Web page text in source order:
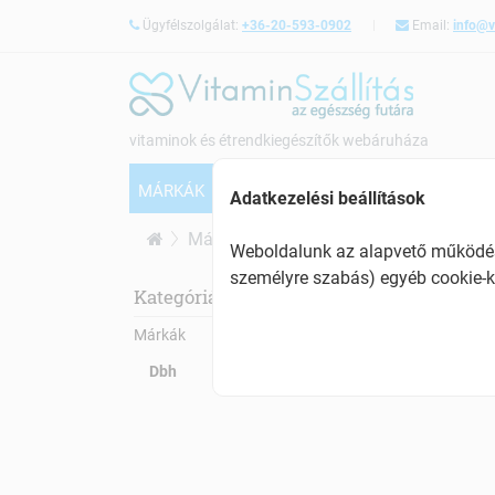
Ügyfélszolgálat: +36-20-593-0902 Email:
vitaminok és étrendkiegészítők webáruháza
MÁRKÁK VITAMINOK CSONTERŐSÍTÉS
Márkák
Kategóriák:
Márkák
Dbh
Adatkezelési beállítások
Weboldalunk az alapvető
személyre szabás) egyéb